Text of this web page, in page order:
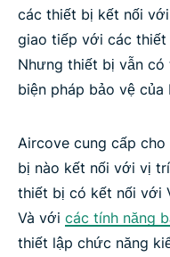
các thiết bị kết nối
giao tiếp với các thiết
Nhưng thiết bị vẫn
biện pháp bảo vệ của
Aircove cung cấp
bị nào kết nối với vị
thiết bị có kết nối với
Và với các tính năng
thiết lập chức năng